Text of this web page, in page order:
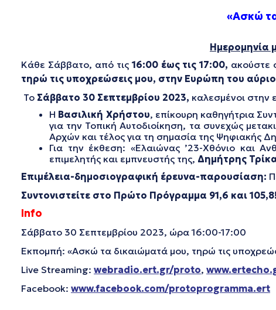
«Ασκώ
Ημερομηνία
Κάθε Σάββατο, από τις16:00 έως τις 17:00, ακούστε
τηρώ τις υποχρεώσεις μου, στην Ευρώπη του
Το Σάββατο 30 Σεπτεμβρίου 2023, καλεσμένοι στην
Η Βασιλική Χρήστου, επίκουρη καθηγήτρια
για την Τοπική Αυτοδιοίκηση, τα συνεχώς
Αρχών και τέλος για τη σημασία της Ψηφιακής
Για την έκθεση: «Ελαιώνας ’23-Χθόνιο και
επιμελητής και εμπνευστής της, Δημήτρης
Επιμέλεια-δημοσιογραφική έρευνα-παρουσίαση:
Συντονιστείτε στο Πρώτο Πρόγραμμα 91,6 και 105,8!
Info
Σάββατο 30 Σεπτεμβρίου 2023, ώρα 16:00-17:00
Εκπομπή: «Ασκώ τα δικαιώματά μου, τηρώ τις
Live Streaming: webradio.ert.gr/proto,
Facebook: www.facebook.com/protoprogramma.ert